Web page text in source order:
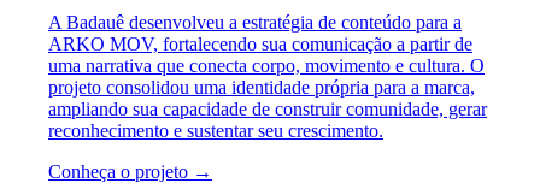
A Badauê desenvolveu a estratégia de conteúdo para a
ARKO MOV, fortalecendo sua comunicação a partir de
uma narrativa que conecta corpo, movimento e cultura. O
projeto consolidou uma identidade própria para a marca,
ampliando sua capacidade de construir comunidade, gerar
reconhecimento e sustentar seu crescimento.
Conheça o projeto →